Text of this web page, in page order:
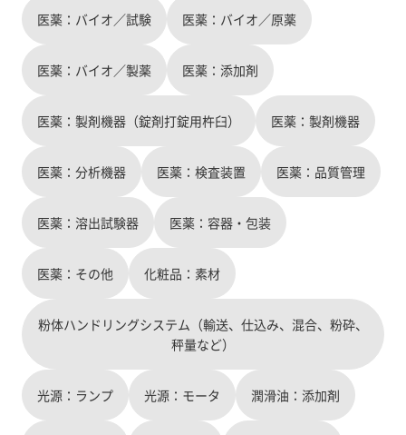
型 錠剤・顆粒コーティング装置 粉体用サンプラ
ー IVIVC溶出試験機 BIO-DIS III 難溶性薬物の溶解性
改善用、機能性添加剤 洗浄バリデーション対応、
医薬品製造用洗剤ファーマシップ 直打用乳糖に開
発された造粒乳糖、スプレードライ乳糖 打錠用杵
臼 打錠時の圧縮時間を最大50％圧縮 機能性
ready-to-fillカプセル galenIQ イソマル水和物、他
【バイオ医薬関連製品】 シングルユースデプスフ
ィルター シングルユース ミキサーバッグシステム
シングルユースアッセンブリーバッグ 培養バッグ
SafeCell 発熱性物質試験キット(MAT試験法)
instaCELL 高精度インキュベーター AVATAR
ODYSSEY 生体模倣システム オーガンオンチップ、
他
医薬：バイオ／試験 医薬：バイオ／原薬
医薬：バイオ／製薬 医薬：添加剤
医薬：製剤機器（錠剤打錠用杵臼） 医薬：製剤機器
医薬：分析機器 医薬：検査装置 医薬：品質管理
医薬：溶出試験器 医薬：容器・包装
医薬：その他 化粧品：素材
粉体ハンドリングシステム（輸送、仕込み、混合、粉砕、
秤量など）
光源：ランプ 光源：モータ 潤滑油：添加剤